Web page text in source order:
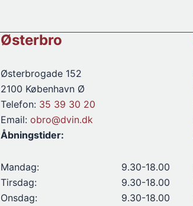
Østerbro
Østerbrogade 152
2100 København Ø
Telefon: 35 39 30 20
Email: obro@dvin.dk
Åbningstider:
Mandag:
9.30-18.00
Tirsdag:
9.30-18.00
Onsdag:
9.30-18.00